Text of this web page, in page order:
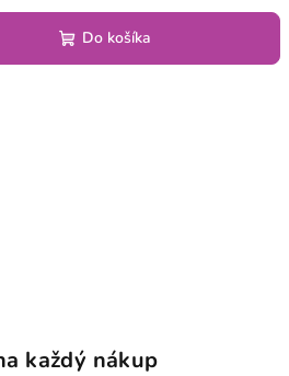
Do košíka
každý nákup